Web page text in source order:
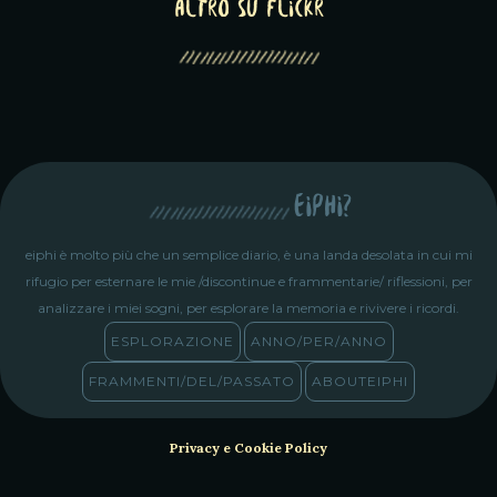
altro su Flickr
eiphi?
eiphi è molto più che un semplice diario, è una landa desolata in cui mi
rifugio per esternare le mie /discontinue e frammentarie/ riflessioni, per
analizzare i miei sogni, per esplorare la memoria e rivivere i ricordi.
ESPLORAZIONE
ANNO/PER/ANNO
FRAMMENTI/DEL/PASSATO ABOUTEIPHI
Privacy e Cookie Policy